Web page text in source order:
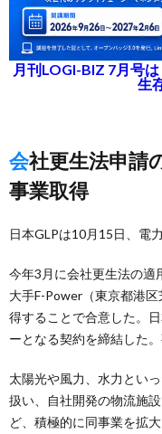
月刊LOGI-BIZ 7月号
生
会社更生法申請のF-Powerから22年4月に
事業取得
日本GLPは10月15日、電
今年3月に会社更生法の適
大手F-Power（東京都港
得することで合意した。
ーとなる契約を締結した
太陽光や風力、水力とい
扱い、自社開発の物流施
ど、積極的に同事業を拡